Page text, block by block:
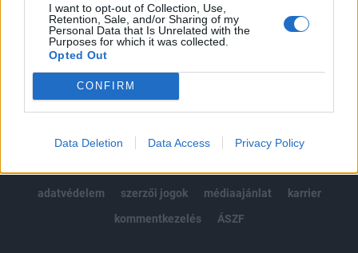
I want to opt-out of Collection, Use,
Retention, Sale, and/or Sharing of my
Personal Data that Is Unrelated with the
Purposes for which it was collected.
Opted Out
CONFIRM
Data Deletion Data Access Privacy Policy
MÁR ELŐFIZETŐNK VAGY?BEJELENTKEZÉS
© 2026 Portfolio
adatvédelem
szerzői jogok médiaajánlat
karrier
kommentkezelés
ÁSZF